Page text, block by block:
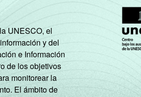
66 41
UNESCO, el
y del
e Información
de los objetivos
monitorear la
El ámbito de